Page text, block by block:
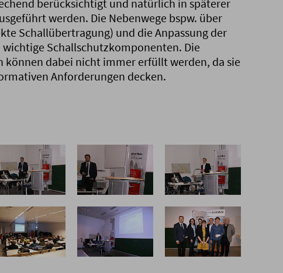
berücksichtigt und natürlich in späterer
werden. Die Nebenwege bspw. über
Schallübertragung) und die Anpassung der
Schallschutzkomponenten. Die
können dabei nicht immer erfüllt werden, da sie
Anforderungen decken.